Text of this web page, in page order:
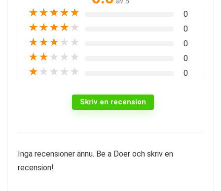
★★★★★ 0
★★★★ ★ 0
★★★ ★ ★ 0
★★ ★ ★ ★ 0
★ ★ ★ ★ ★ 0
Skriv en recension
Inga recensioner ännu. Be a Doer och skriv en
recension!